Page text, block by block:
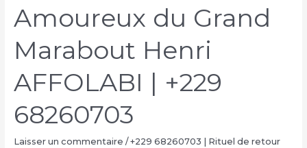
Amoureux du Grand
Marabout Henri
AFFOLABI | +229
68260703
Laisser un commentaire /+229 68260703 | Rituel de retour